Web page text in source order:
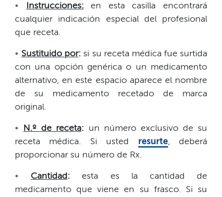
•​​ Instrucciones: en esta casilla encontrará
cualquier indicación especial del profesional
que receta.​​
•​​ Sustituido por: si su receta médica fue surtida
con una opción genérica o un medicamento
alternativo, en este espacio aparece el nombre
de su medicamento recetado de marca
original.​​
•​​ N.º de receta: un número exclusivo de su
receta médica. Si usted resurte, deberá
proporcionar su número de Rx.​​
•​​ Cantidad: esta es la cantidad de
medicamento que viene en su frasco. Si su